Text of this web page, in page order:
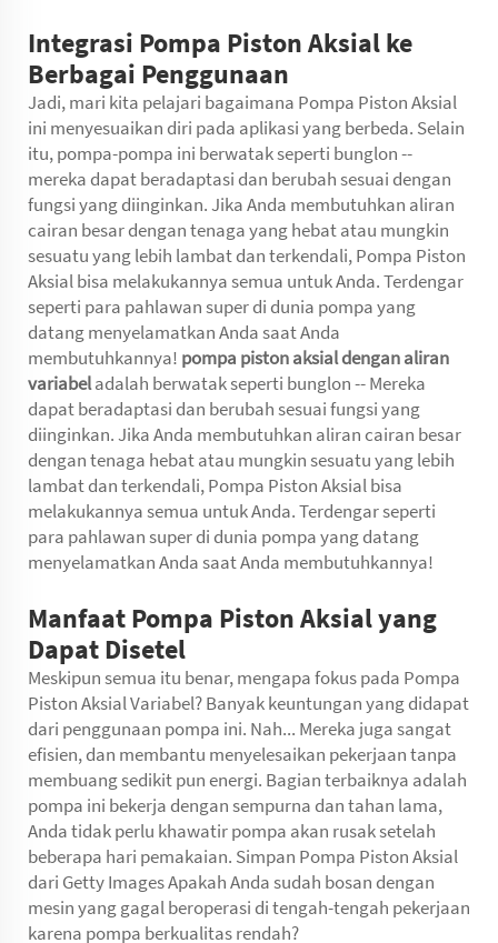
Integrasi Pompa Piston Aksial ke
Berbagai Penggunaan
Jadi, mari kita pelajari bagaimana Pompa Piston Aksial
ini menyesuaikan diri pada aplikasi yang berbeda. Selain
itu, pompa-pompa ini berwatak seperti bunglon --
mereka dapat beradaptasi dan berubah sesuai dengan
fungsi yang diinginkan. Jika Anda membutuhkan aliran
cairan besar dengan tenaga yang hebat atau mungkin
sesuatu yang lebih lambat dan terkendali, Pompa Piston
Aksial bisa melakukannya semua untuk Anda. Terdengar
seperti para pahlawan super di dunia pompa yang
datang menyelamatkan Anda saat Anda
membutuhkannya! pompa piston aksial dengan aliran
variabeladalah berwatak seperti bunglon -- Mereka
dapat beradaptasi dan berubah sesuai fungsi yang
diinginkan. Jika Anda membutuhkan aliran cairan besar
dengan tenaga hebat atau mungkin sesuatu yang lebih
lambat dan terkendali, Pompa Piston Aksial bisa
melakukannya semua untuk Anda. Terdengar seperti
para pahlawan super di dunia pompa yang datang
menyelamatkan Anda saat Anda membutuhkannya!
Manfaat Pompa Piston Aksial yang
Dapat Disetel
Meskipun semua itu benar, mengapa fokus pada Pompa
Piston Aksial Variabel? Banyak keuntungan yang didapat
dari penggunaan pompa ini. Nah... Mereka juga sangat
efisien, dan membantu menyelesaikan pekerjaan tanpa
membuang sedikit pun energi. Bagian terbaiknya adalah
pompa ini bekerja dengan sempurna dan tahan lama,
Anda tidak perlu khawatir pompa akan rusak setelah
beberapa hari pemakaian. Simpan Pompa Piston Aksial
dari Getty Images Apakah Anda sudah bosan dengan
mesin yang gagal beroperasi di tengah-tengah pekerjaan
karena pompa berkualitas rendah?